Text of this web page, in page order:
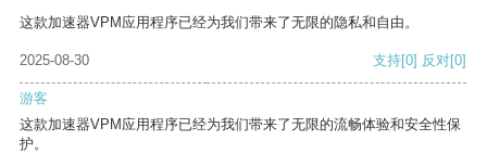
这款加速器VPM应用程序已经为我们带来了无限的隐私和自由。
2025-08-30 支持[0] 反对[0]
游客
这款加速器VPM应用程序已经为我们带来了无限的流畅体验和安全性保
护。